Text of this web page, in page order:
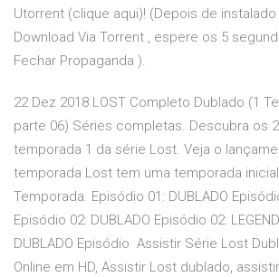
Utorrent (clique aqui)! (Depois de
Download Via Torrent , espere os 5
Fechar Propaganda ).
22 Dez 2018 LOST Completo Dublado (1
parte 06) Séries completas. Descubra os
temporada 1 da série Lost. Veja o
temporada Lost tem uma temporada
Temporada. Episódio 01: DUBLADO
Episódio 02: DUBLADO Episódio 02:
DUBLADO Episódio Assistir Série Lost
Online em HD, Assistir Lost dublado,